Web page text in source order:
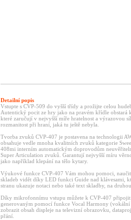
Detailní popis
Vstupte s CVP-509 do vyšší třídy a prožijte celou
Autentický pocit ze hry jako na pravém křídle
které zaručují v nejvyšší míře hratelnost a výrazovou
rozmanitost při hraní, jaká tu ještě nebyla.
Tvorba zvuků CVP-407 je postavena na technologii
obsahuje vedle mnoha kvalitních zvuků kategorie
408mi interním automatickým doprovodům
Super Articulation zvuků. Garantují nejvyšší míru
jako například klepání na tělo kytary.
Výukové funkce CVP-407 Vám mohou pomoci,
skladeb vidět díky LED funkci Guide nad klávesami,
stranu ukazuje notaci nebo také text skladby, na
Díky mikrofonnímu vstupu můžete k CVP-407
generovaným pomocí funkce Vocal Harmony
zobrazit obsah displeje na televizní obrazovku,
přání.